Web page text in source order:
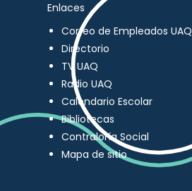
Enlaces
Correo de Empleados UAQ
Directorio
TV UAQ
Radio UAQ
Calendario Escolar
Bibliotecas
Contraloría Social
Mapa de sitio